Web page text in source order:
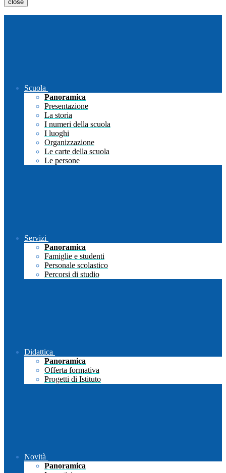
close
Scuola
Panoramica
Presentazione
La storia
I numeri della scuola
I luoghi
Organizzazione
Le carte della scuola
Le persone
Servizi
Panoramica
Famiglie e studenti
Personale scolastico
Percorsi di studio
Didattica
Panoramica
Offerta formativa
Progetti di Istituto
Novità
Panoramica